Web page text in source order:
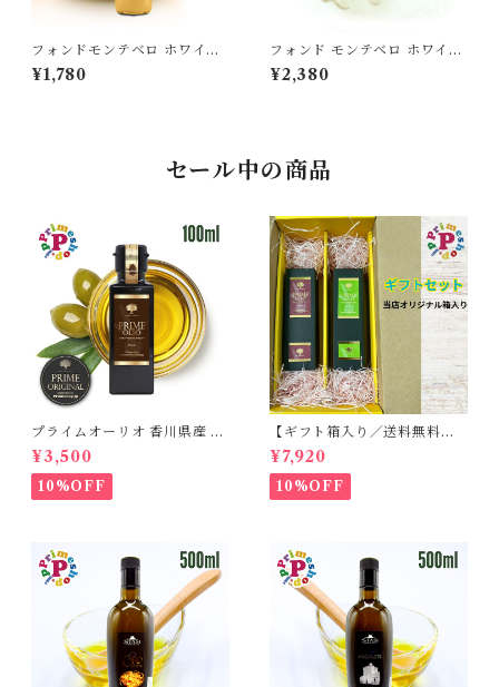
フォンドモンテベロ ホワイト
バルサミコ酢 ベーシック モデ
ナ産 500ml FMWB FONDO
¥1,780
フォンド モンテベロ ホワイト
バルサミコ パール モデナ産50
g FONDO MONTEBELLO
¥2,380
セール中の商品
プライムオーリオ 香川県産 ミ
ッション種100% エキストラ
バージンオリーブオイル フー
ドアドベンチャー PRIME 高
級
¥3,500
10%OFF
【ギフト箱入り／送料無料】
プライムオーリオ香川ミッシ
ョン エキストラバージンオリ
ーブオイル と プライムオーリ
オ香川ルッカ エキストラバー
¥7,920
10%OFF